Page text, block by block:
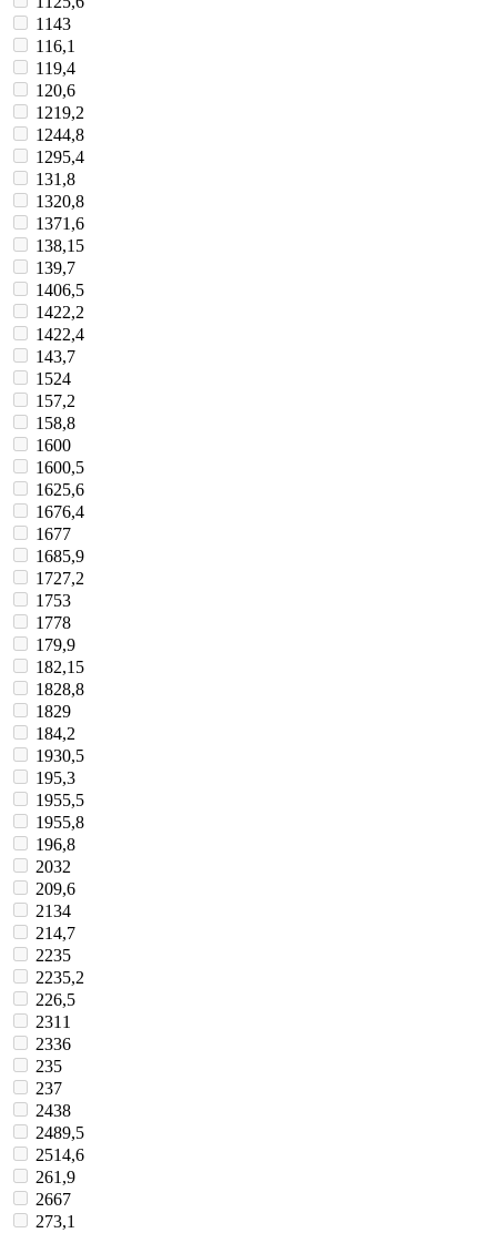
1143
116,1
119,4
120,6
1219,2
1244,8
1295,4
131,8
1320,8
1371,6
138,15
139,7
1406,5
1422,2
1422,4
143,7
1524
157,2
158,8
1600
1600,5
1625,6
1676,4
1677
1685,9
1727,2
1753
1778
179,9
182,15
1828,8
1829
184,2
1930,5
195,3
1955,5
1955,8
196,8
2032
209,6
2134
214,7
2235
2235,2
226,5
2311
2336
235
237
2438
2489,5
2514,6
261,9
2667
273,1